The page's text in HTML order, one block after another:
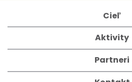
Cieľ
Aktivity
Partneri